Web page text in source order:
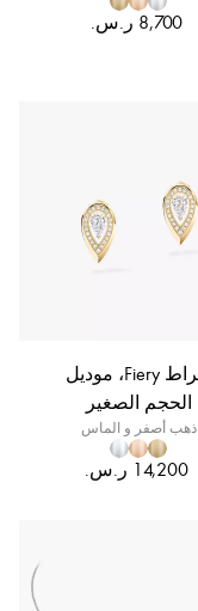
‏8,700 ر.س.‏
أقراط Fiery، موديل
الحجم الصغير
ذهب أصفر و الماس
‏14,200 ر.س.‏